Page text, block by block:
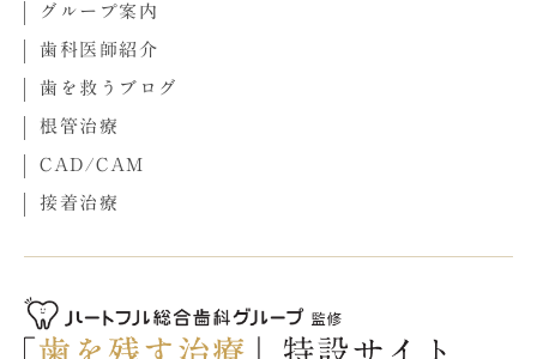
グループ案内
歯科医師紹介
歯を救うブログ
根管治療
CAD/CAM
接着治療